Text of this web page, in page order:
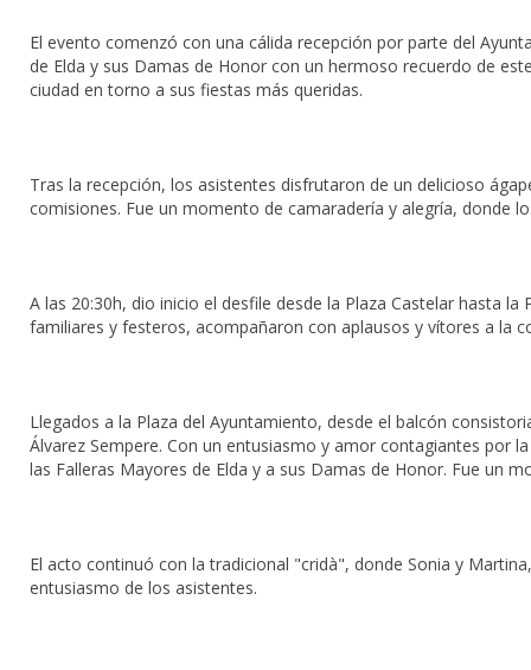
El evento comenzó con una cálida recepción por parte del
de Elda y sus Damas de Honor con un hermoso recuerdo de
ciudad en torno a sus fiestas más queridas.
Tras la recepción, los asistentes disfrutaron de un delicioso
comisiones. Fue un momento de camaradería y alegría, donde
A las 20:30h, dio inicio el desfile desde la Plaza Castelar hasta
familiares y festeros, acompañaron con aplausos y vítores a la
Llegados a la Plaza del Ayuntamiento, desde el balcón
Álvarez Sempere. Con un entusiasmo y amor contagiantes por
las Falleras Mayores de Elda y a sus Damas de Honor. Fue un
El acto continuó con la tradicional "cridà", donde Sonia y
entusiasmo de los asistentes.